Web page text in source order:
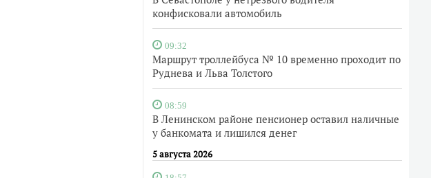
конфисковали автомобиль
09:32
Маршрут троллейбуса № 10 временно проходит по
Руднева и Льва Толстого
08:59
В Ленинском районе пенсионер оставил наличные
у банкомата и лишился денег
5 августа 2026